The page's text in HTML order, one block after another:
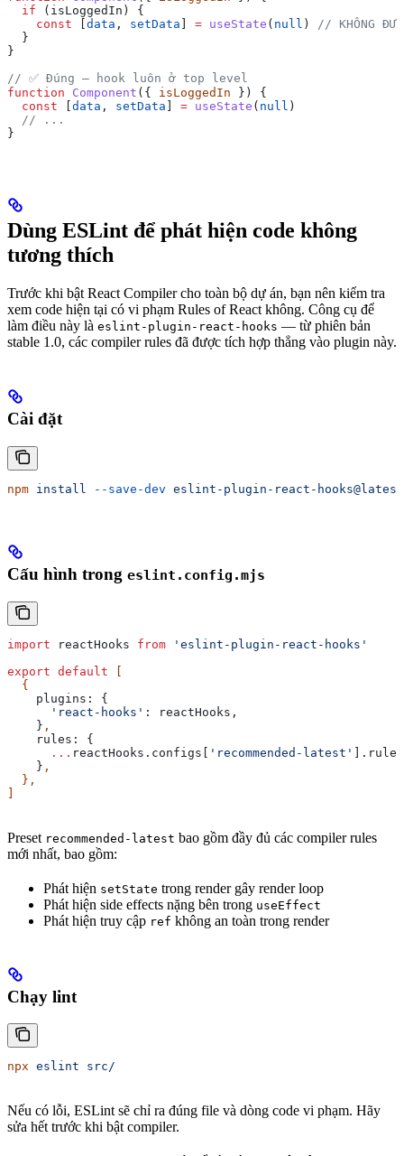
  if
( isLoggedIn ) {
    const
data , setData = useState ( null )
// KHÔNG
  }
}
// ✅ Đúng — hook luôn ở top level
function Component ({ isLoggedIn }) {
  const
data , setData = useState ( null )
  // ...
}
Dùng ESLint để phát hiện code không
tương thích
Trước khi bật React Compiler cho toàn bộ dự án, bạn nên kiểm tra
xem code hiện tại có vi phạm Rules of React không. Công cụ để
làm điều này là eslint-plugin-react-hooks — từ phiên bản
stable 1.0, các compiler rules đã được tích hợp thẳng vào plugin này.
Cài đặt
npm install --save-dev eslint-plugin-react-hooks@latest
Cấu hình trong eslint.config.mjs
import reactHooks from 'eslint-plugin-react-hooks'
export default
  {
    plugins:
{
      'react-hooks'
: reactHooks ,
    }
,
    rules:
{
      ...
reactHooks . configs 'recommended-latest' ]. rules
    }
,
  },
Preset recommended-latest bao gồm đầy đủ các compiler rules
mới nhất, bao gồm:
Phát hiện setState trong render gây render loop
Phát hiện side effects nặng bên trong useEffect
Phát hiện truy cập ref không an toàn trong render
Chạy lint
npx eslint src/
Nếu có lỗi, ESLint sẽ chỉ ra đúng file và dòng code vi phạm. Hãy
sửa hết trước khi bật compiler.